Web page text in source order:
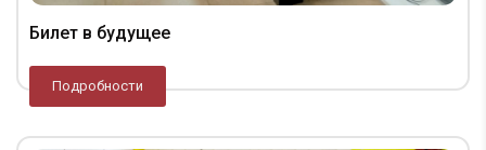
Билет в будущее
Подробности